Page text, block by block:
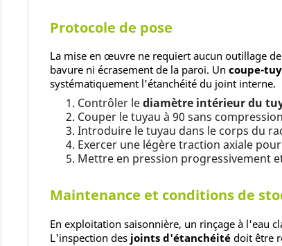
Protocole de pose
La mise en œuvre ne requiert aucun outillage
bavure ni écrasement de la paroi. Un coupe-
systématiquement l'étanchéité du joint interne.
Contrôler lediamètre intérieur du
Couper le tuyau à 90 sans
Introduire le tuyau dans le corps du
Exercer une légère traction axiale
Mettre en pression progressivement
Maintenance et conditions de
En exploitation saisonnière, un rinçage à l'eau
L'inspection des joints d'étanchéitédoit être